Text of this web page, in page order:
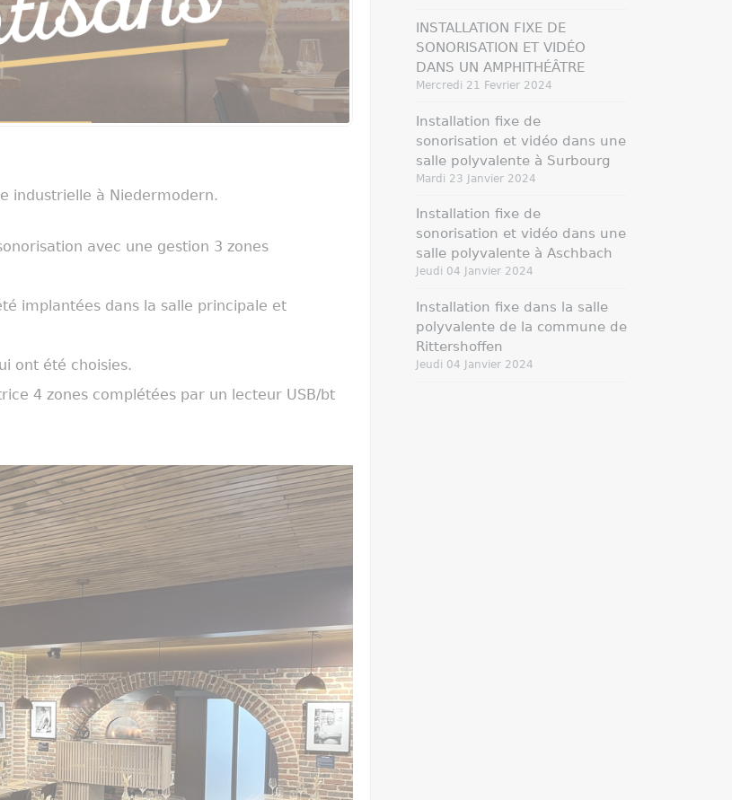
industrielle à Niedermodern.
avec une gestion 3 zones
implantées dans la salle principale et
ont été choisies.
4 zones complétées par un lecteur USB/bt
INSTALLATION FIXE DE
SONORISATION ET VIDÉO
DANS UN AMPHITHÉÂTRE
Mercredi 21 Fevrier 2024
Installation fixe de
sonorisation et vidéo dans une
salle polyvalente à Surbourg
Mardi 23 Janvier 2024
Installation fixe de
sonorisation et vidéo dans une
salle polyvalente à Aschbach
Jeudi 04 Janvier 2024
Installation fixe dans la salle
polyvalente de la commune de
Rittershoffen
Jeudi 04 Janvier 2024